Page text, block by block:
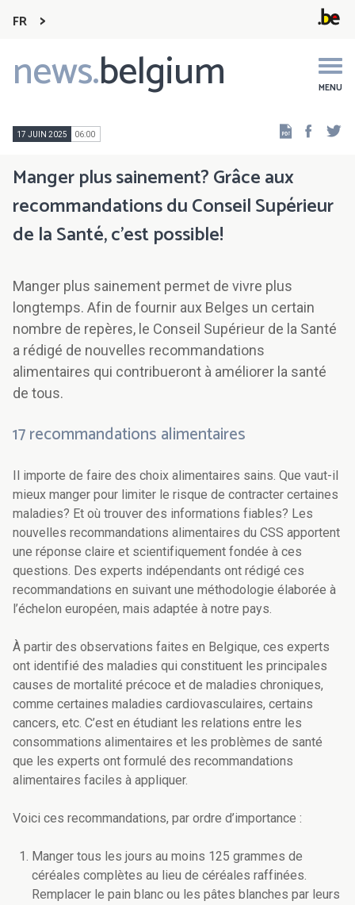
FR
news.belgium MENU
Main
navigation
17 JUIN 2025 06:00
Manger plus sainement? Grâce aux
recommandations du Conseil Supérieur
de la Santé, c'est possible!
Manger plus sainement permet de vivre plus
longtemps. Afin de fournir aux Belges un certain
nombre de repères, le Conseil Supérieur de la Santé
a rédigé de nouvelles recommandations
alimentaires qui contribueront à améliorer la santé
de tous.
17 recommandations alimentaires
Il importe de faire des choix alimentaires sains. Que vaut-il
mieux manger pour limiter le risque de contracter certaines
maladies? Et où trouver des informations fiables? Les
nouvelles recommandations alimentaires du CSS apportent
une réponse claire et scientifiquement fondée à ces
questions. Des experts indépendants ont rédigé ces
recommandations en suivant une méthodologie élaborée à
l’échelon européen, mais adaptée à notre pays.
À partir des observations faites en Belgique, ces experts
ont identifié des maladies qui constituent les principales
causes de mortalité précoce et de maladies chroniques,
comme certaines maladies cardiovasculaires, certains
cancers, etc. C’est en étudiant les relations entre les
consommations alimentaires et les problèmes de santé
que les experts ont formulé des recommandations
alimentaires faciles à appliquer.
Voici ces recommandations, par ordre d’importance :
Manger tous les jours au moins 125 grammes de
céréales complètes au lieu de céréales raffinées.
Remplacer le pain blanc ou les pâtes blanches par leurs